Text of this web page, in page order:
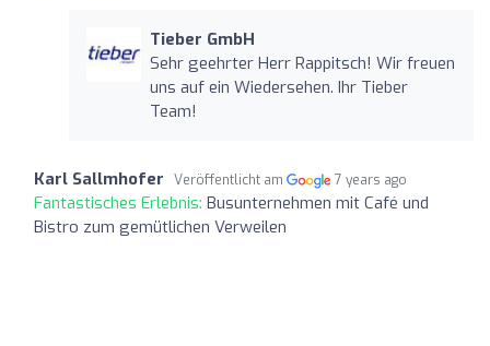
Tieber GmbH
Sehr geehrter Herr Rappitsch! Wir freuen
uns auf ein Wiedersehen. Ihr Tieber
Team!
Karl Sallmhofer Veröffentlicht am 7 years ago
Fantastisches Erlebnis: Busunternehmen mit Café und
Bistro zum gemütlichen Verweilen